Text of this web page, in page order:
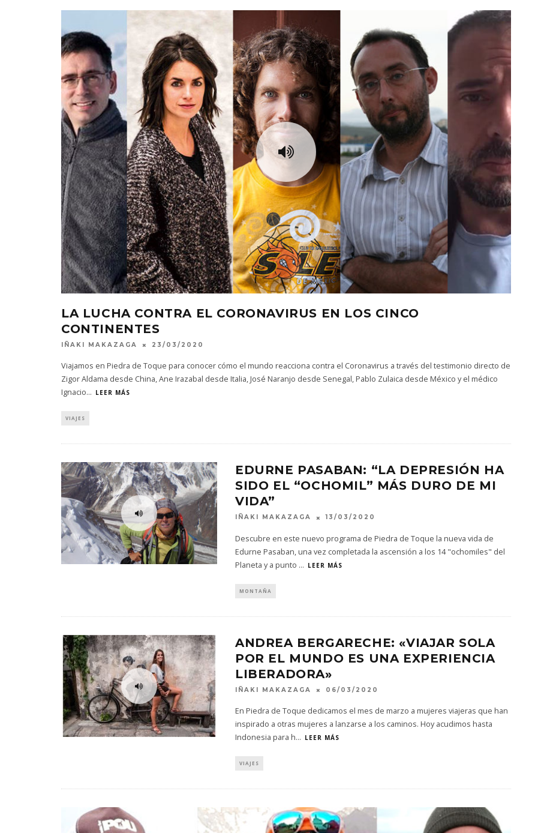
LA LUCHA CONTRA EL CORONAVIRUS EN LOS CINCO
CONTINENTES
IÑAKI MAKAZAGA 23/03/2020
Viajamos en Piedra de Toque para conocer cómo el mundo reacciona contra el Coronavirus a través del testimonio directo de
Zigor Aldama desde China, Ane Irazabal desde Italia, José Naranjo desde Senegal, Pablo Zulaica desde México y el médico
Ignacio... LEER MÁS
VIAJES
EDURNE PASABAN: “LA DEPRESIÓN HA
SIDO EL “OCHOMIL” MÁS DURO DE MI
VIDA”
IÑAKI MAKAZAGA 13/03/2020
Descubre en este nuevo programa de Piedra de Toque la nueva vida de
Edurne Pasaban, una vez completada la ascensión a los 14 "ochomiles" del
Planeta y a punto ... LEER MÁS
MONTAÑA
ANDREA BERGARECHE: «VIAJAR SOLA
POR EL MUNDO ES UNA EXPERIENCIA
LIBERADORA»
IÑAKI MAKAZAGA 06/03/2020
En Piedra de Toque dedicamos el mes de marzo a mujeres viajeras que han
inspirado a otras mujeres a lanzarse a los caminos. Hoy acudimos hasta
Indonesia para h... LEER MÁS
VIAJES